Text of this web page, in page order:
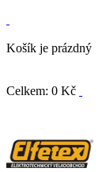
Košík je prázdný
Celkem: 0 Kč